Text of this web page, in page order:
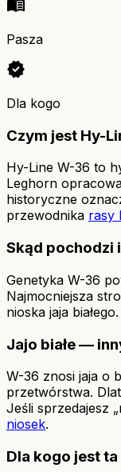
menu_book
Pasza
verified
Dla kogo
Czym jest Hy-
Hy-Line W-36 to
Leghorn
historyczne
przewodnika rasy
Skąd pochodzi
Genetyka W-36
Najmocniejsza
nioska jaja
Jajo białe —
W-36 znosi jaja o
przetwórstwa.
Jeśli sprzedajesz
niosek.
Dla kogo jest